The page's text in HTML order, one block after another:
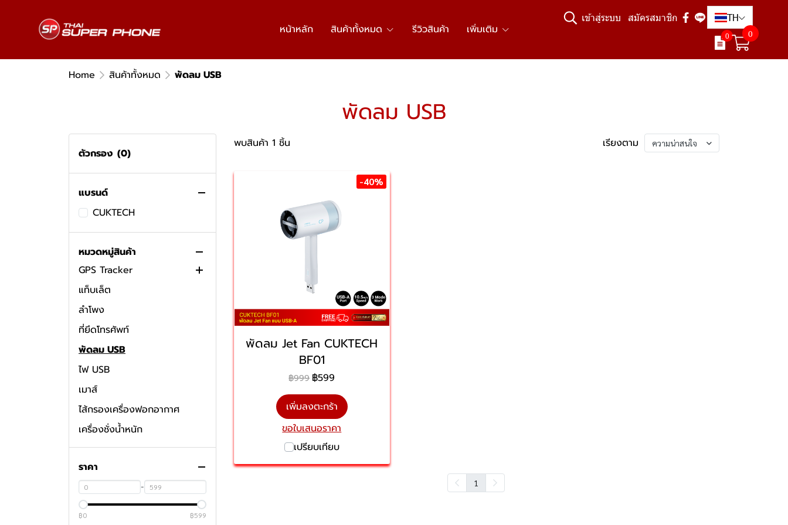
หน้าหลัก สินค้าทั้งหมด รีวิวสินค้า เพิ่มเติม
เข้าสู่ระบบ สมัครสมาชิก TH
0 0
Home สินค้าทั้งหมด พัดลม USB
พัดลม USB
ตัวกรอง (0)
แบรนด์
CUKTECH
หมวดหมู่สินค้า
สินค้าทั้งหมด
พัดลมระบายความร้อนแล็ปท็อป
เครื่องบันทึกเสียง
GPS Tracker
อุปกรณ์เสริม GPS Tracker
แท็บเล็ต
ลำโพง
ที่ยึดโทรศัพท์
พัดลม USB
ไฟ USB
เมาส์
ไส้กรองเครื่องฟอกอากาศ
เครื่องชั่งน้ำหนัก
พัดลมระบายความร้อนโทรศัพท์
เครื่องฟอกอากาศ
พัดลมพกพา
เคสหูฟัง
ราคา
-
฿0 ฿599
พบสินค้า 1 ชิ้น เรียงตาม ความน่าสนใจ
-40%
พัดลม Jet Fan CUKTECH
BF01
฿999 ฿599
เพิ่มลงตะกร้า
ขอใบเสนอราคา
เปรียบเทียบ
1